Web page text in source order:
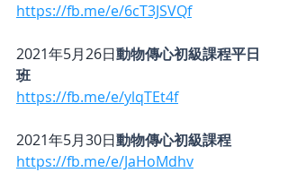
https://fb.me/e/6cT3JSVQf
2021年5月26日動物傳心初級課程平日
班
https://fb.me/e/ylqTEt4f
2021年5月30日動物傳心初級課程
https://fb.me/e/JaHoMdhv